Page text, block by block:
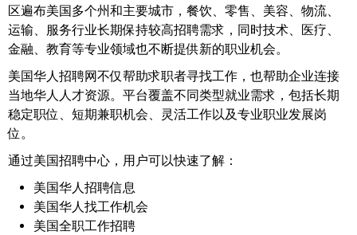
区遍布美国多个州和主要城市，餐饮、零售、美容、物流、
运输、服务行业长期保持较高招聘需求，同时技术、医疗、
金融、教育等专业领域也不断提供新的职业机会。
美国华人招聘网不仅帮助求职者寻找工作，也帮助企业连接
当地华人人才资源。平台覆盖不同类型就业需求，包括长期
稳定职位、短期兼职机会、灵活工作以及专业职业发展岗
位。
通过美国招聘中心，用户可以快速了解：
美国华人招聘信息
美国华人找工作机会
美国全职工作招聘